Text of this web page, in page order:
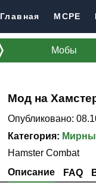
Главная MCPE
Мобы
Мод на
Опубликовано:
Категория:
Hamster Combat
Описание
FAQ